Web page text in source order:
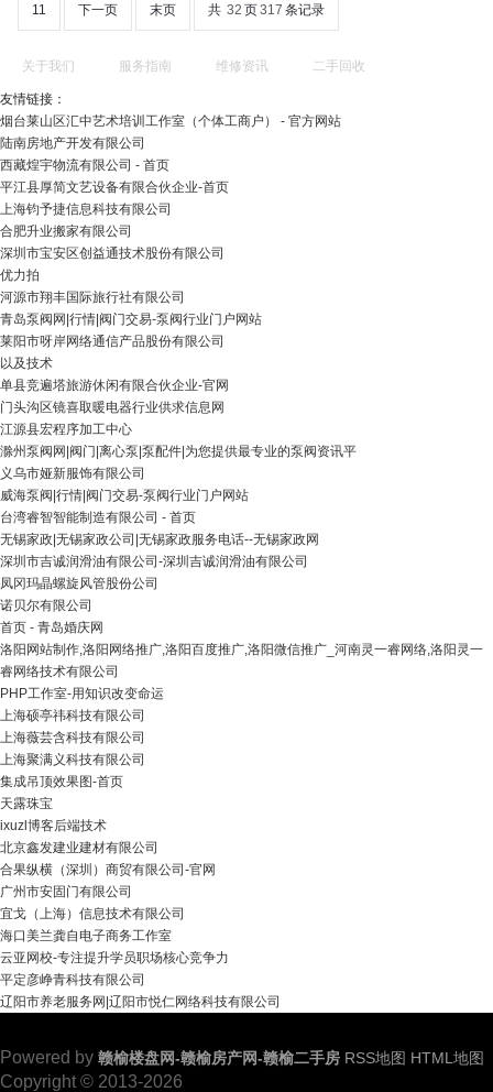
11 下一页 末页 共 32 页317 条记录
关于我们 服务指南 维修资讯 二手回收
友情链接：
烟台莱山区汇中艺术培训工作室（个体工商户） - 官方网站
陆南房地产开发有限公司
西藏煌宇物流有限公司 - 首页
平江县厚简文艺设备有限合伙企业-首页
上海钧予捷信息科技有限公司
合肥升业搬家有限公司
深圳市宝安区创益通技术股份有限公司
优力拍
河源市翔丰国际旅行社有限公司
青岛泵阀网|行情|阀门交易-泵阀行业门户网站
莱阳市呀岸网络通信产品股份有限公司
以及技术
单县竞遍塔旅游休闲有限合伙企业-官网
门头沟区镜喜取暖电器行业供求信息网
江源县宏程序加工中心
滁州泵阀网|阀门|离心泵|泵配件|为您提供最专业的泵阀资讯平
义乌市娅新服饰有限公司
威海泵阀|行情|阀门交易-泵阀行业门户网站
台湾睿智智能制造有限公司 - 首页
无锡家政|无锡家政公司|无锡家政服务电话--无锡家政网
深圳市吉诚润滑油有限公司-深圳吉诚润滑油有限公司
凤冈玛晶螺旋风管股份公司
诺贝尔有限公司
首页 - 青岛婚庆网
洛阳网站制作,洛阳网络推广,洛阳百度推广,洛阳微信推广_河南灵一睿网络,洛阳灵一
睿网络技术有限公司
PHP工作室-用知识改变命运
上海硕亭祎科技有限公司
上海薇芸含科技有限公司
上海聚满义科技有限公司
集成吊顶效果图-首页
天露珠宝
ixuzl博客后端技术
北京鑫发建业建材有限公司
合果纵横（深圳）商贸有限公司-官网
广州市安固门有限公司
宜戈（上海）信息技术有限公司
海口美兰龚自电子商务工作室
云亚网校-专注提升学员职场核心竞争力
平定彦峥青科技有限公司
辽阳市养老服务网|辽阳市悦仁网络科技有限公司
Powered by 赣榆楼盘网-赣榆房产网-赣榆二手房 RSS地图 HTML地图
Copyright © 2013-2026